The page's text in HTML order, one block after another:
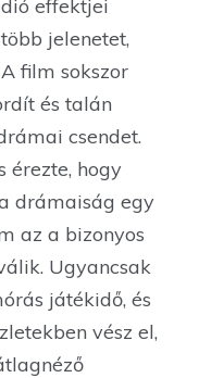
effektjei
jelenetet,
film sokszor
és talán
csendet.
érezte, hogy
drámaiság egy
az a bizonyos
Ugyancsak
játékidő, és
vész el,